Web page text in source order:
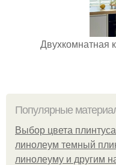
Двухкомнатная
Популярные
Выбор цвета
линолеум темный
линолеуму и другим